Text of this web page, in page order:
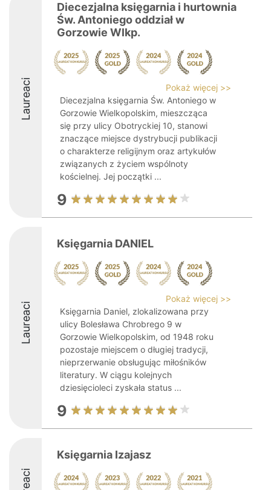
Laureaci
Diecezjalna księgarnia i hurtownia
Św. Antoniego oddział w
Gorzowie Wlkp.
Pokaż więcej >>
Diecezjalna księgarnia Św. Antoniego w
Gorzowie Wielkopolskim, mieszcząca
się przy ulicy Obotryckiej 10, stanowi
znaczące miejsce dystrybucji publikacji
o charakterze religijnym oraz artykułów
związanych z życiem wspólnoty
kościelnej. Jej początki ...
9
Laureaci
Księgarnia DANIEL
Pokaż więcej >>
Księgarnia Daniel, zlokalizowana przy
ulicy Bolesława Chrobrego 9 w
Gorzowie Wielkopolskim, od 1948 roku
pozostaje miejscem o długiej tradycji,
nieprzerwanie obsługując miłośników
literatury. W ciągu kolejnych
dziesięcioleci zyskała status ...
9
Księgarnia Izajasz